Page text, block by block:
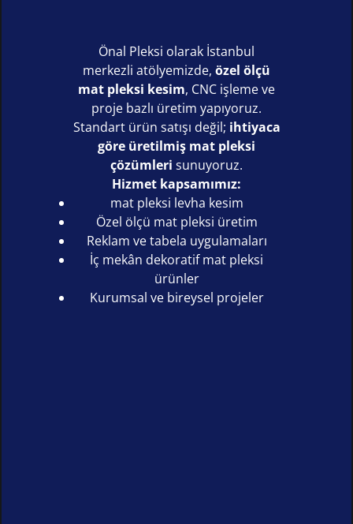
Önal Pleksi olarak İstanbul
merkezli atölyemizde, özel ölçü
mat pleksi kesim, CNC işleme ve
proje bazlı üretim yapıyoruz.
Standart ürün satışı değil; ihtiyaca
göre üretilmiş mat pleksi
çözümleri sunuyoruz.
Hizmet kapsamımız:
mat pleksi levha kesim
Özel ölçü mat pleksi üretim
Reklam ve tabela uygulamaları
İç mekân dekoratif mat pleksi
ürünler
Kurumsal ve bireysel projeler